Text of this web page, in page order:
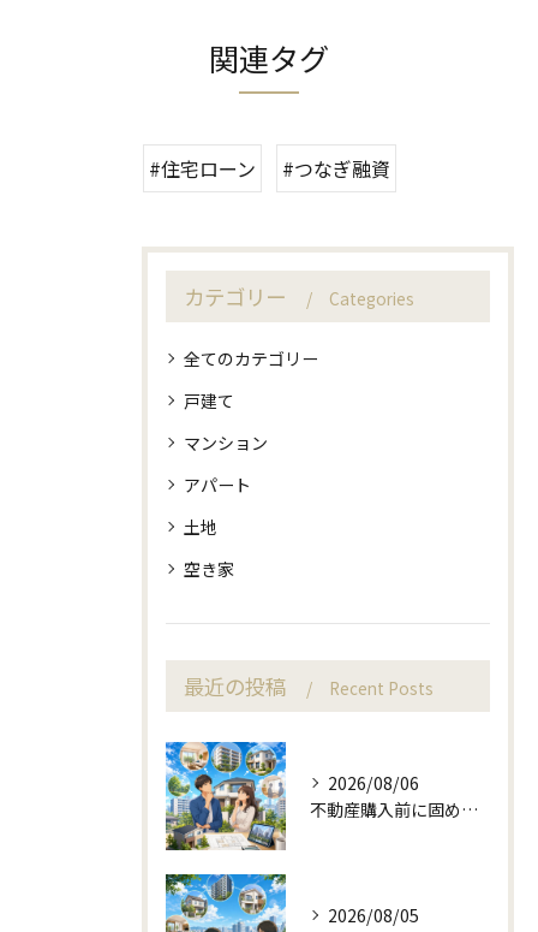
関連タグ
#住宅ローン #つなぎ融資
カテゴリー Categories
全てのカテゴリー
戸建て
マンション
アパート
土地
空き家
最近の投稿 Recent Posts
2026/08/06
不動産購入前に固める資金計画と住み替え判断
2026/08/05